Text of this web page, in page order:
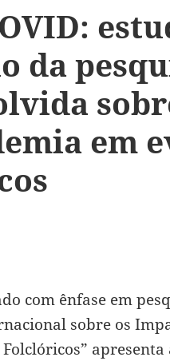
da
em
com ênfase em
sobre os